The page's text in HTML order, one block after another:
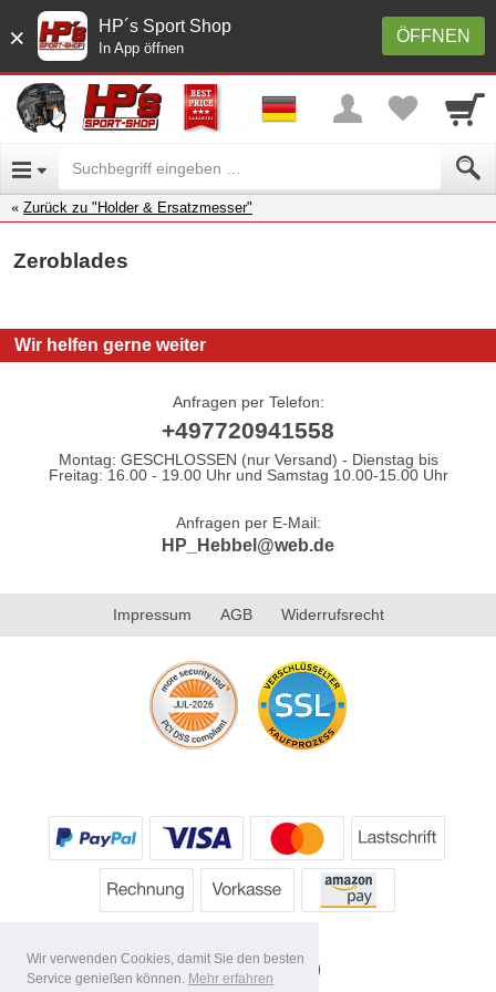
Wir verwenden Cookies, damit Sie den besten
Service genießen können. Mehr erfahren
× ÖFFNEN
HP´s Sport Shop
In App öffnen
Zurück zu "Holder & Ersatzmesser"
Zeroblades
Wir helfen gerne weiter
Anfragen per Telefon:
+497720941558
Montag: GESCHLOSSEN (nur Versand) - Dienstag bis
Freitag: 16.00 - 19.00 Uhr und Samstag 10.00-15.00 Uhr
Anfragen per E-Mail:
HP_Hebbel@web.de
Impressum AGB Widerrufsrecht